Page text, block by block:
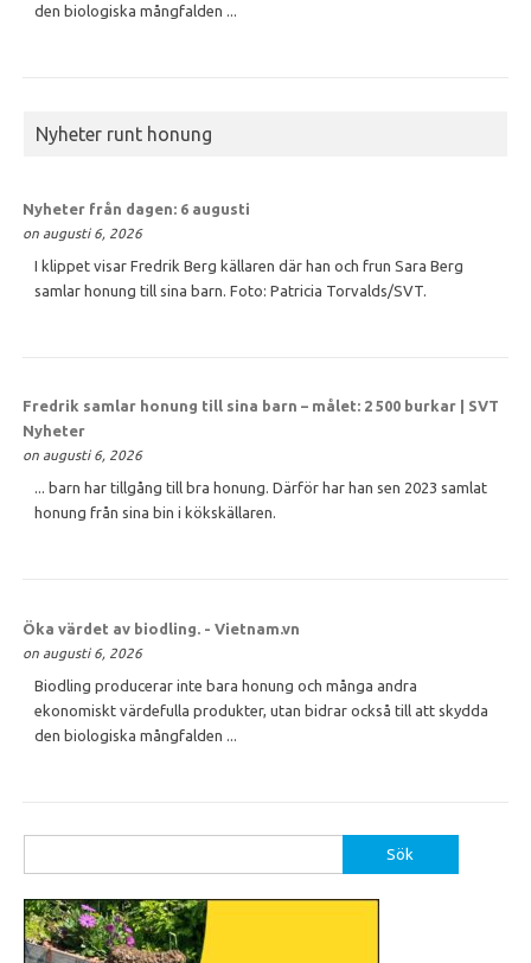
den biologiska mångfalden ...
Nyheter runt honung
Nyheter från dagen: 6 augusti
on augusti 6, 2026
I klippet visar Fredrik Berg källaren där han och frun Sara Berg
samlar honung till sina barn. Foto: Patricia Torvalds/SVT.
Fredrik samlar honung till sina barn – målet: 2 500 burkar | SVT
Nyheter
on augusti 6, 2026
... barn har tillgång till bra honung. Därför har han sen 2023 samlat
honung från sina bin i kökskällaren.
Öka värdet av biodling. - Vietnam.vn
on augusti 6, 2026
Biodling producerar inte bara honung och många andra
ekonomiskt värdefulla produkter, utan bidrar också till att skydda
den biologiska mångfalden ...
efter: